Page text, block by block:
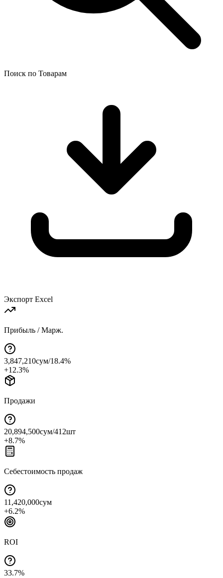
Поиск по Товарам
Экспорт Excel
Прибыль / Марж.
3,847,210сум/18.4%
+12.3%
Продажи
20,894,500сум/412шт
+8.7%
Себестоимость продаж
11,420,000сум
+6.2%
ROI
33.7%